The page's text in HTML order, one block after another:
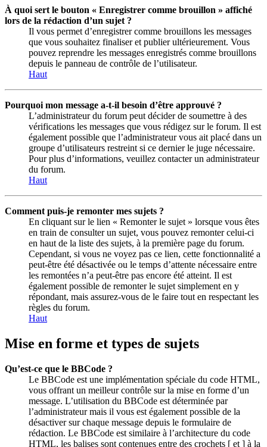
À quoi sert le bouton « Enregistrer comme brouillon » affiché
lors de la rédaction d’un sujet ?
Il vous permet d’enregistrer comme brouillons les messages
que vous souhaitez finaliser et publier ultérieurement. Vous
pouvez reprendre les messages enregistrés comme brouillons
depuis le panneau de contrôle de l’utilisateur.
Haut
Pourquoi mon message a-t-il besoin d’être approuvé ?
L’administrateur du forum peut décider de soumettre à des
vérifications les messages que vous rédigez sur le forum. Il est
également possible que l’administrateur vous ait placé dans un
groupe d’utilisateurs restreint si ce dernier le juge nécessaire.
Pour plus d’informations, veuillez contacter un administrateur
du forum.
Haut
Comment puis-je remonter mes sujets ?
En cliquant sur le lien « Remonter le sujet » lorsque vous êtes
en train de consulter un sujet, vous pouvez remonter celui-ci
en haut de la liste des sujets, à la première page du forum.
Cependant, si vous ne voyez pas ce lien, cette fonctionnalité a
peut-être été désactivée ou le temps d’attente nécessaire entre
les remontées n’a peut-être pas encore été atteint. Il est
également possible de remonter le sujet simplement en y
répondant, mais assurez-vous de le faire tout en respectant les
règles du forum.
Haut
Mise en forme et types de sujets
Qu’est-ce que le BBCode ?
Le BBCode est une implémentation spéciale du code HTML,
vous offrant un meilleur contrôle sur la mise en forme d’un
message. L’utilisation du BBCode est déterminée par
l’administrateur mais il vous est également possible de la
désactiver sur chaque message depuis le formulaire de
rédaction. Le BBCode est similaire à l’architecture du code
HTML, les balises sont contenues entre des crochets [ et ] à la